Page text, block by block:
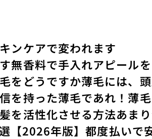
ンケアで変われます
無香料で手入れアピール
をどうですか薄毛には、
を持った薄毛であれ！ 薄
を活性化させる方法あま
【2026年版】都度払いで